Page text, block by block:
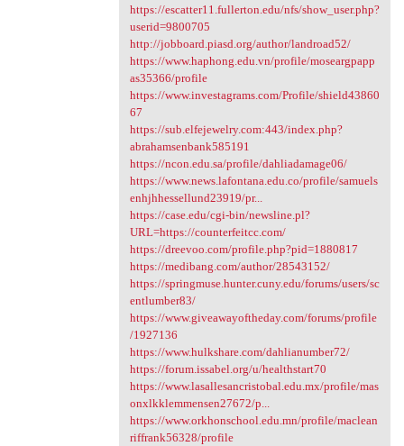
https://escatter11.fullerton.edu/nfs/show_user.php?
userid=9800705
http://jobboard.piasd.org/author/landroad52/
https://www.haphong.edu.vn/profile/moseargpapp
as35366/profile
https://www.investagrams.com/Profile/shield43860
67
https://sub.elfejewelry.com:443/index.php?
abrahamsenbank585191
https://ncon.edu.sa/profile/dahliadamage06/
https://www.news.lafontana.edu.co/profile/samuels
enhjhhessellund23919/pr...
https://case.edu/cgi-bin/newsline.pl?
URL=https://counterfeitcc.com/
https://dreevoo.com/profile.php?pid=1880817
https://medibang.com/author/28543152/
https://springmuse.hunter.cuny.edu/forums/users/sc
entlumber83/
https://www.giveawayoftheday.com/forums/profile
/1927136
https://www.hulkshare.com/dahlianumber72/
https://forum.issabel.org/u/healthstart70
https://www.lasallesancristobal.edu.mx/profile/mas
onxlkklemmensen27672/p...
https://www.orkhonschool.edu.mn/profile/maclean
riffrank56328/profile